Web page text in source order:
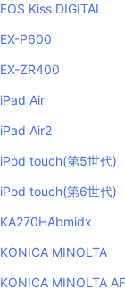
EOS Kiss DIGITAL
EX-P600
EX-ZR400
iPad Air
iPad Air2
iPod touch(第5世代)
iPod touch(第6世代)
KA270HAbmidx
KONICA MINOLTA
KONICA MINOLTA